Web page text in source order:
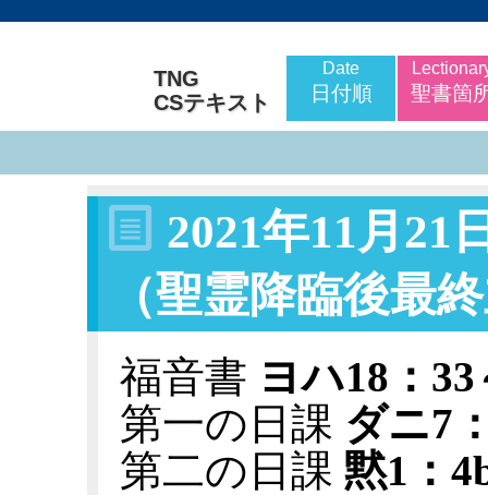
TNG
CSテキスト
Date
日付順 聖書箇
2021年11月21
（聖霊降臨後最
福音書 ヨハ18：33
第一の日課 ダニ7
第二の日課 黙1：